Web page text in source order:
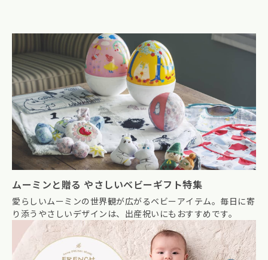
ムーミンと贈る やさしいベビーギフト特集
愛らしいムーミンの世界観が広がるベビーアイテム。毎日に寄
り添うやさしいデザインは、出産祝いにもおすすめです。